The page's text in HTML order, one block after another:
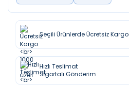
Seçili Ürünlerde Ücretsiz Kargo
Hızlı Teslimat
Sigortalı Gönderim